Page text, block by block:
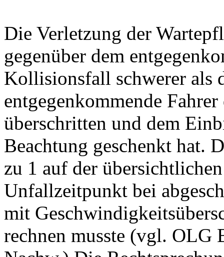
Die Verletzung der
gegenüber dem
Kollisionsfall schwerer als
entgegenkommende
überschritten und dem
Beachtung geschenkt hat.
zu 1 auf der
Unfallzeitpunkt bei
mit
rechnen musste (vgl. OLG